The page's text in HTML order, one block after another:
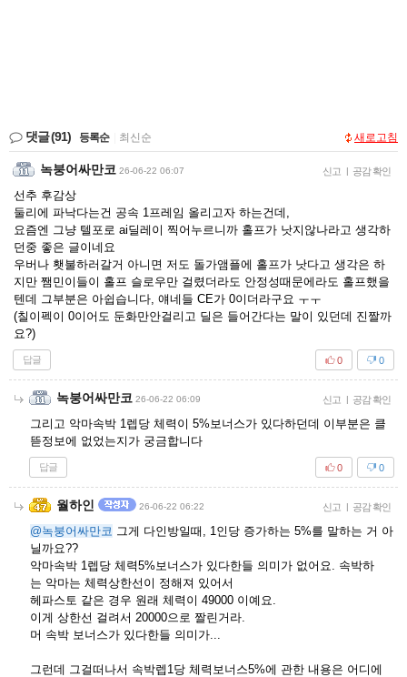
댓글(91) 등록순 최신순 새로고침
녹붕어싸만코 26-06-22 06:07 신고 | 공감 확인
선추 후감상
둘리에 파낙다는건 공속 1프레임 올리고자 하는건데,
요즘엔 그냥 텔포로 ai딜레이 찍어누르니까 홀프가 낫지않나라고 생각하
던중 좋은 글이네요
우버나 횃불하러갈거 아니면 저도 돌가앰플에 홀프가 낫다고 생각은 하
지만 쨈민이들이 홀프 슬로우만 걸렸더라도 안정성때문에라도 홀프했을
텐데 그부분은 아쉽습니다, 얘네들 CE가 0이더라구요 ㅜㅜ
(칠이펙이 0이어도 둔화만안걸리고 딜은 들어간다는 말이 있던데 진짤까
요?)
답글 0
0
녹붕어싸만코 26-06-22 06:09 신고 | 공감 확인
그리고 악마속박 1렙당 체력이 5%보너스가 있다하던데 이부분은 클
뜯정보에 없었는지가 궁금합니다
답글 0
0
월하인 26-06-22 06:22 신고 | 공감 확인
@녹붕어싸만코 그게 다인방일때, 1인당 증가하는 5%를 말하는 거 아
닐까요??
악마속박 1렙당 체력5%보너스가 있다한들 의미가 없어요. 속박하
는 악마는 체력상한선이 정해져 있어서
헤파스토 같은 경우 원래 체력이 49000 이예요.
이게 상한선 걸려서 20000으로 짤린거라.
머 속박 보너스가 있다한들 의미가...
그런데 그걸떠나서 속박렙1당 체력보너스5%에 관한 내용은 어디에